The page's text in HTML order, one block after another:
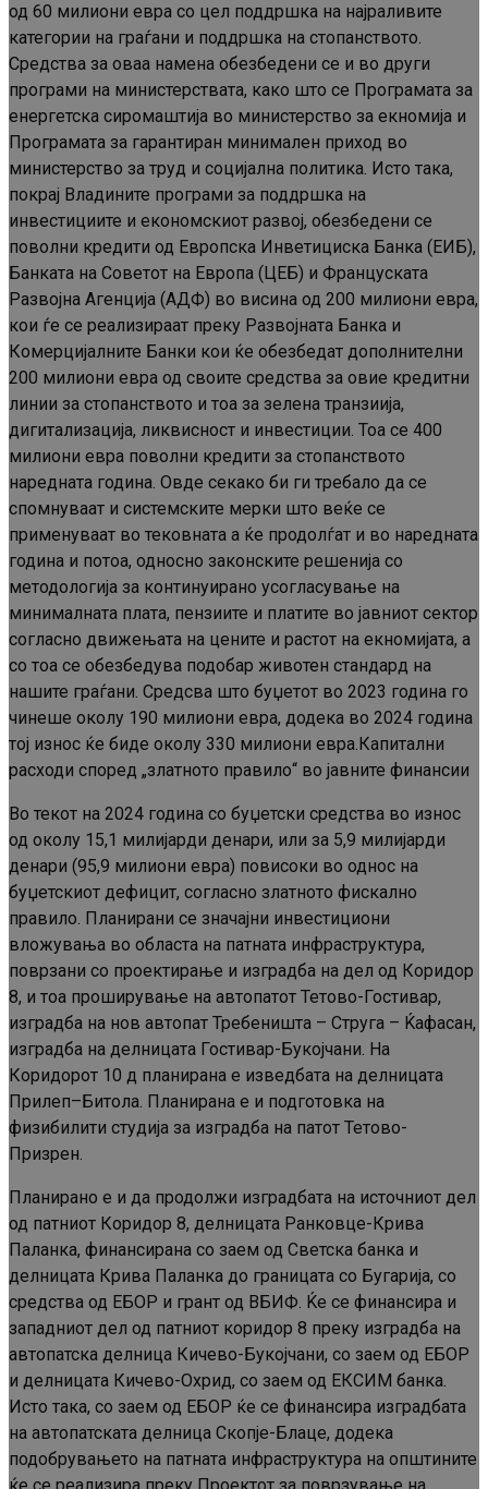
од 60 милиони евра со цел поддршка на најраливите
категории на граѓани и поддршка на стопанството.
Средства за оваа намена обезбедени се и во други
програми на министерствата, како што се Програмата за
енергетска сиромаштија во министерство за екномија и
Програмата за гарантиран минимален приход во
министерство за труд и социјална политика. Исто така,
покрај Владините програми за поддршка на
инвестициите и економскиот развој, обезбедени се
поволни кредити од Европска Инветициска Банка (ЕИБ),
Банката на Советот на Европа (ЦЕБ) и Француската
Развојна Агенција (АДФ) во висина од 200 милиони евра,
кои ѓе се реализираат преку Развојната Банка и
Комерцијалните Банки кои ќе обезбедат дополнителни
200 милиони евра од своите средства за овие кредитни
линии за стопанството и тоа за зелена транзиија,
дигитализација, ликвисност и инвестиции. Тоа се 400
милиони евра поволни кредити за стопанството
наредната година. Овде секако би ги требало да се
спомнуваат и системските мерки што веќе се
применуваат во тековната а ќе продолѓат и во наредната
година и потоа, односно законските решенија со
методологија за континуирано усогласување на
минималната плата, пензиите и платите во јавниот сектор
согласно движењата на цените и растот на екномијата, а
со тоа се обезбедува подобар животен стандард на
нашите граѓани. Средсва што буџетот во 2023 година го
чинеше околу 190 милиони евра, додека во 2024 година
тој износ ќе биде околу 330 милиони евра.Капитални
расходи според „златното правило“ во јавните финансии
Во текот на 2024 година со буџетски средства во износ
од околу 15,1 милијарди денари, или за 5,9 милијарди
денари (95,9 милиони евра) повисоки во однос на
буџетскиот дефицит, согласно златното фискално
правило. Планирани се значајни инвестициони
вложувања во областа на патната инфраструктура,
поврзани со проектирање и изградба на дел од Коридор
8, и тоа проширување на автопатот Тетово-Гостивар,
изградба на нов автопат Требеништа – Струга – Ќафасан,
изградба на делницата Гостивар-Букојчани. На
Коридорот 10 д планирана е изведбата на делницата
Прилеп–Битола. Планирана е и подготовка на
физибилити студија за изградба на патот Тетово-
Призрен.
Планирано е и да продолжи изградбата на источниот дел
од патниот Коридор 8, делницата Ранковце-Крива
Паланка, финансирана со заем од Светска банка и
делницата Крива Паланка до границата со Бугарија, со
средства од ЕБОР и грант од ВБИФ. Ќе се финансира и
западниот дел од патниот коридор 8 преку изградба на
автопатска делница Кичево-Букојчани, со заем од ЕБОР
и делницата Кичево-Охрид, со заем од ЕКСИМ банка.
Исто така, со заем од ЕБОР ќе се финансира изградбата
на автопатската делница Скопје-Блаце, додека
подобрувањето на патната инфраструктура на општините